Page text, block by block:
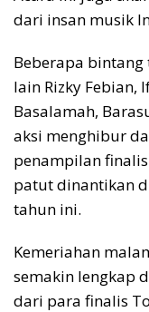
dari insan musik
Beberapa
lain Rizky Febian,
Basalamah,
aksi menghibur
penampilan
patut dinantikan
tahun ini.
Kemeriahan
semakin lengkap
dari para finalis